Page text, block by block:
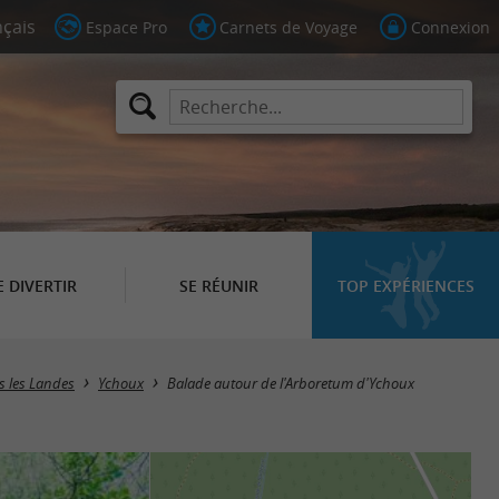
Espace Pro Carnets de Voyage Connexion
DIVERTIR SE RÉUNIR TOP EXPÉRIENCES
les Landes Ychoux Balade autour de l'Arboretum d'Ychoux